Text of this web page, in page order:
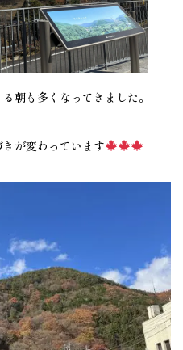
朝も多くなってきました。
が変わっています